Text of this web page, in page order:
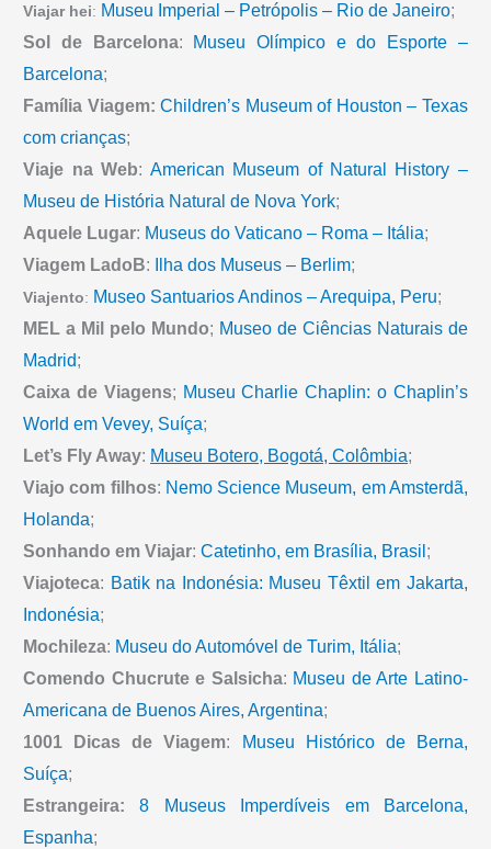
Viajar hei: Museu Imperial – Petrópolis – Rio de Janeiro;
Sol de Barcelona:
Museu Olímpico e do Esporte –
Barcelona;
Família Viagem: Children’s Museum of Houston – Texas
com crianças;
Viaje na Web: American Museum of Natural History –
Museu de História Natural de Nova York;
Aquele Lugar: Museus do Vaticano – Roma – Itália;
Viagem LadoB: Ilha dos Museus – Berlim;
Viajento: Museo Santuarios Andinos – Arequipa, Peru;
MEL a Mil pelo Mundo; Museo de Ciências Naturais de
Madrid;
Caixa de Viagens; Museu Charlie Chaplin: o Chaplin’s
World em Vevey, Suíça;
Let’s Fly Away: Museu Botero, Bogotá, Colômbia;
Viajo com filhos: Nemo Science Museum, em Amsterdã,
Holanda;
Sonhando em Viajar:Catetinho, em Brasília, Brasil ;
Viajoteca: Batik na Indonésia: Museu Têxtil em Jakarta,
Indonésia;
Mochileza: Museu do Automóvel de Turim, Itália;
Comendo Chucrute e Salsicha: Museu de Arte Latino-
Americana de Buenos Aires, Argentina;
1001 Dicas de Viagem: Museu Histórico de Berna,
Suíça;
Estrangeira: 8 Museus Imperdíveis em Barcelona,
Espanha;